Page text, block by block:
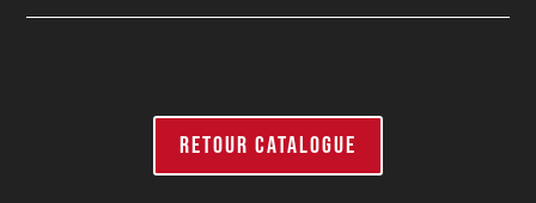
RETOUR CATALOGUE